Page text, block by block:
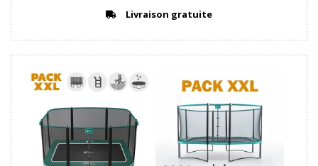
Livraison gratuite